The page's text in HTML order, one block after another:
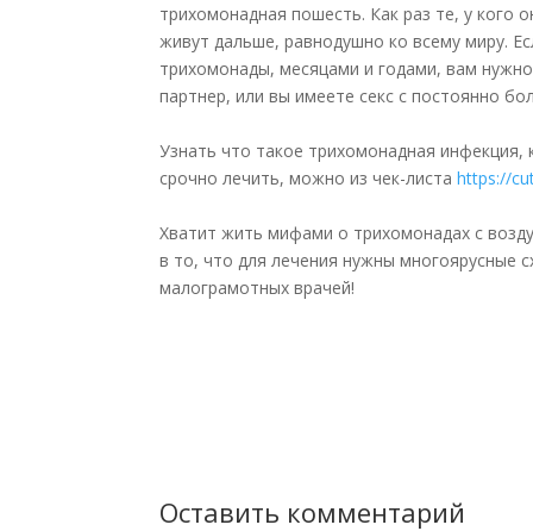
трихомонадная пошесть. Как раз те, у кого
живут дальше, равнодушно ко всему миру.
трихомонады, месяцами и годами, вам
партнер, или вы имеете секс с постоянно
Узнать что такое трихомонадная инфекция,
срочно лечить, можно из чек-листаhttps://
Хватит жить мифами о трихомонадах с
в то, что для лечения нужны многоярусные
малограмотных врачей!
Оставить комментарий